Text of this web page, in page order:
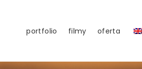
portfolio filmy oferta